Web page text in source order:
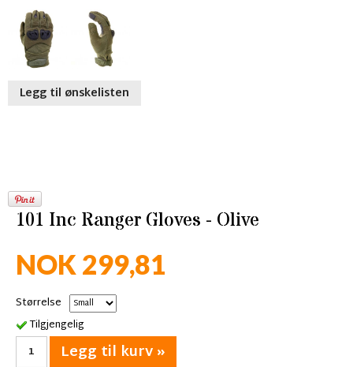
Legg til ønskelisten
101 Inc Ranger Gloves - Olive
NOK 299,81
Størrelse
Tilgjengelig
Legg til kurv »